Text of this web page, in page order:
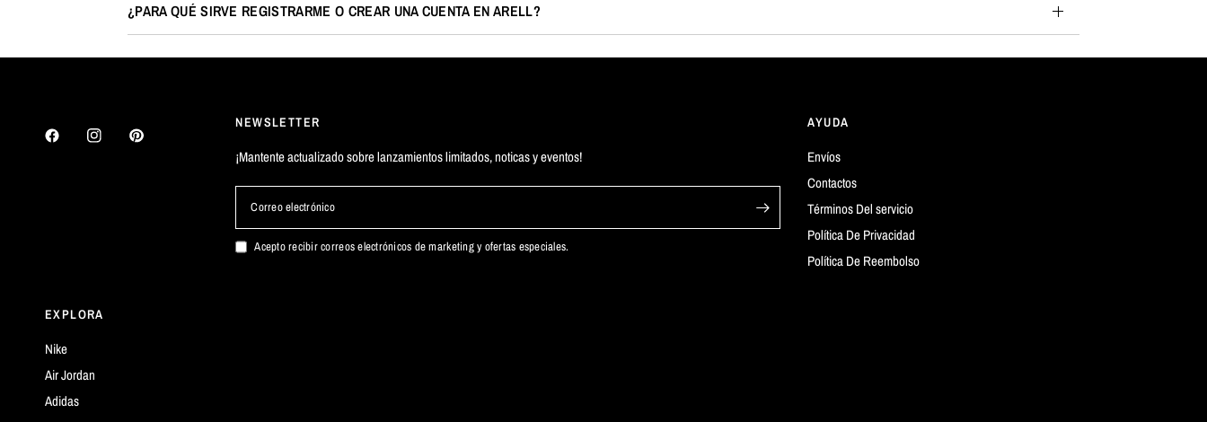
¿PARA QUÉ SIRVE REGISTRARME O CREAR UNA CUENTA EN ARELL?
NEWSLETTER
¡Mantente actualizado sobre lanzamientos limitados, noticas y eventos!
Correo electrónico
Acepto recibir correos electrónicos de marketing y ofertas especiales.
AYUDA
Envíos
Contactos
Términos Del servicio
Política De Privacidad
Política De Reembolso
EXPLORA
Nike
Air Jordan
Adidas